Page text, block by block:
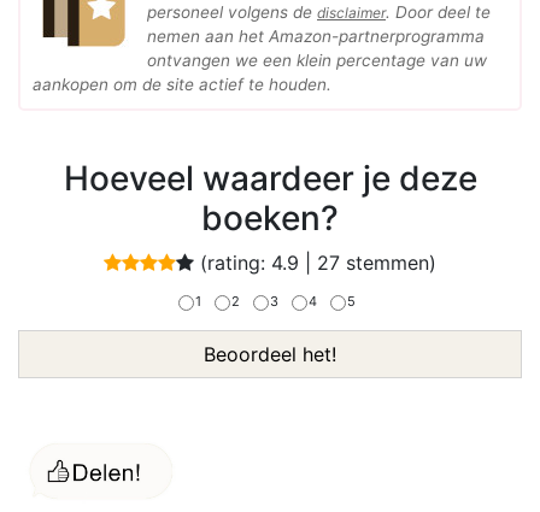
personeel volgens de disclaimer. Door deel te
nemen aan het Amazon-partnerprogramma
ontvangen we een klein percentage van uw
aankopen om de site actief te houden.
Hoeveel waardeer je deze
boeken?
(rating: 4.9 27 stemmen)
1 2 3 4 5
Beoordeel het!